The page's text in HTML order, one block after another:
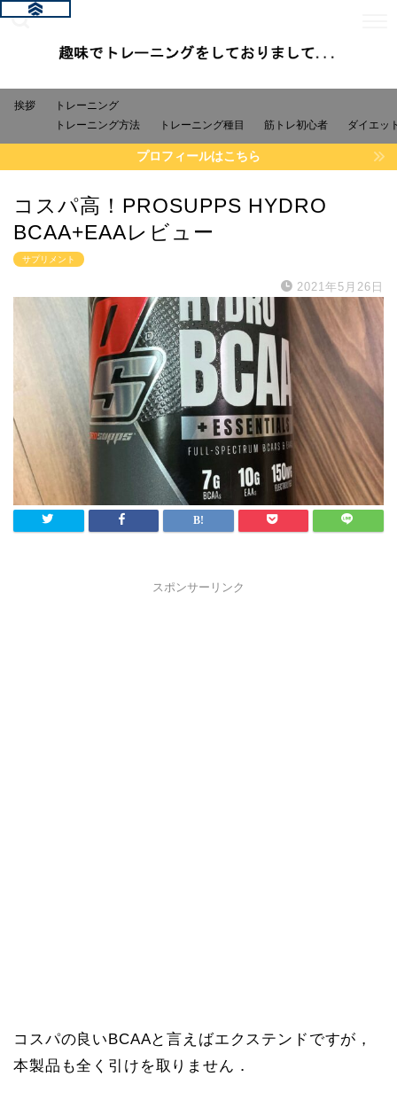
挨拶
トレーニング
トレーニング方法
トレーニング種目 筋トレ初心者 ダイエッ
プロフィールはこちら
コスパ高！PROSUPPS HYDRO
BCAA+EAAレビュー
サプリメント
2021年5月26日
スポンサーリンク
コスパの良いBCAAと言えばエクステンドですが，
本製品も全く引けを取りません．